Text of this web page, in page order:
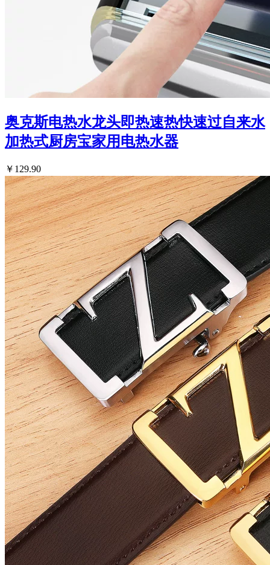
奥克斯电热水龙头即热速热快速过自来水
加热式厨房宝家用电热水器
￥129.90